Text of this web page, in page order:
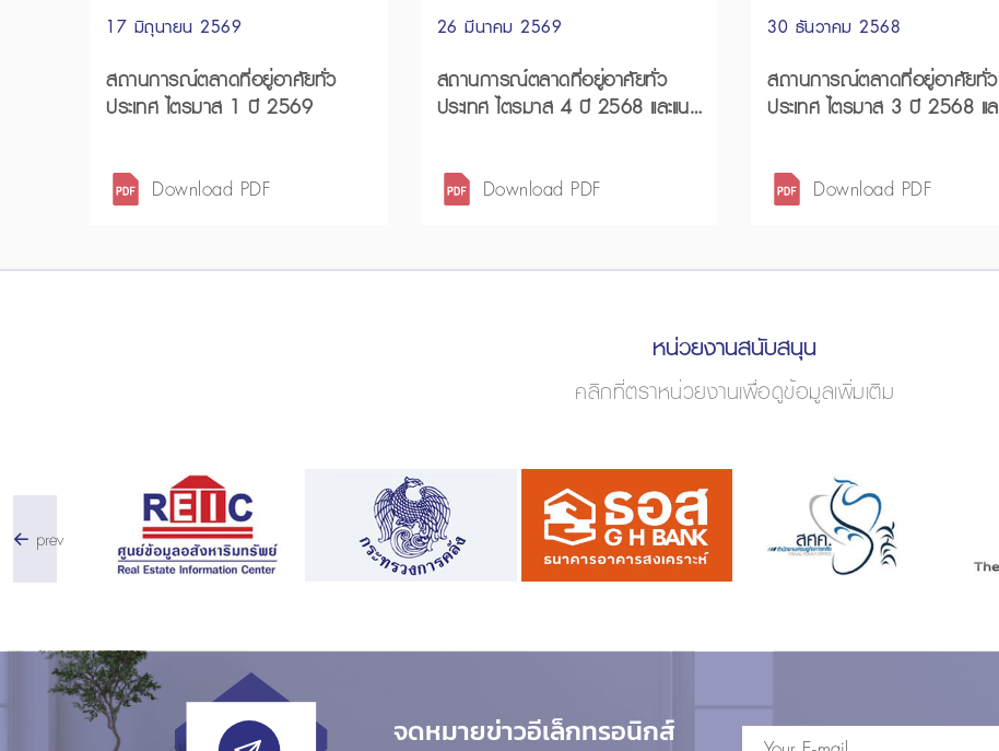
17 มิถุนายน 2569
สถานการณ์ตลาดที่อยู่อาศัยทั่ว
ประเทศ ไตรมาส 1 ปี 2569
Download PDF
26 มีนาคม 2569
สถานการณ์ตลาดที่อยู่อาศัยทั่ว
ประเทศ ไตรมาส 4 ปี 2568 และแนว
Download PDF
30 ธันวาคม 2568
สถานการณ์ตลาดที่อยู่อาศัยทั่ว
ประเทศ ไตรมาส 3 ปี 2568 และ
Download PDF
หน่วยงานสนับสนุน
คลิกที่ตราหน่วยงานเพื่อดูข้อมูลเพิ่มเติม
prev
จดหมายข่าวอีเล็กทรอนิกส์